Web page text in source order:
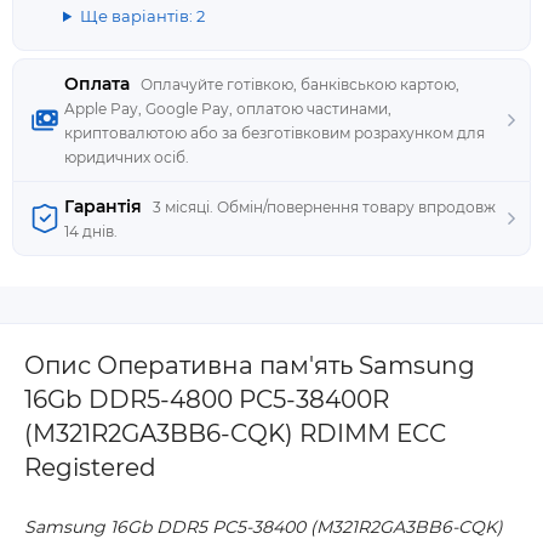
Оплата Оплачуйте готівкою, банківською картою,
Apple Pay, Google Pay, оплатою частинами,
криптовалютою або за безготівковим розрахунком для
юридичних осіб.
Ще варіантів: 2
Гарантія
3 місяці. Обмін/повернення товару впродовж
14 днів.
Опис Оперативна пам'ять Samsung
16Gb DDR5-4800 PC5-38400R
(M321R2GA3BB6-CQK) RDIMM ECC
Registered
Samsung 16Gb DDR5 PC5-38400 (M321R2GA3BB6-CQK)